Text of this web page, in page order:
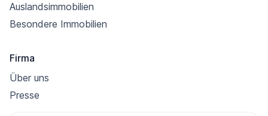
Auslandsimmobilien
Besondere Immobilien
Firma
Über uns
Presse